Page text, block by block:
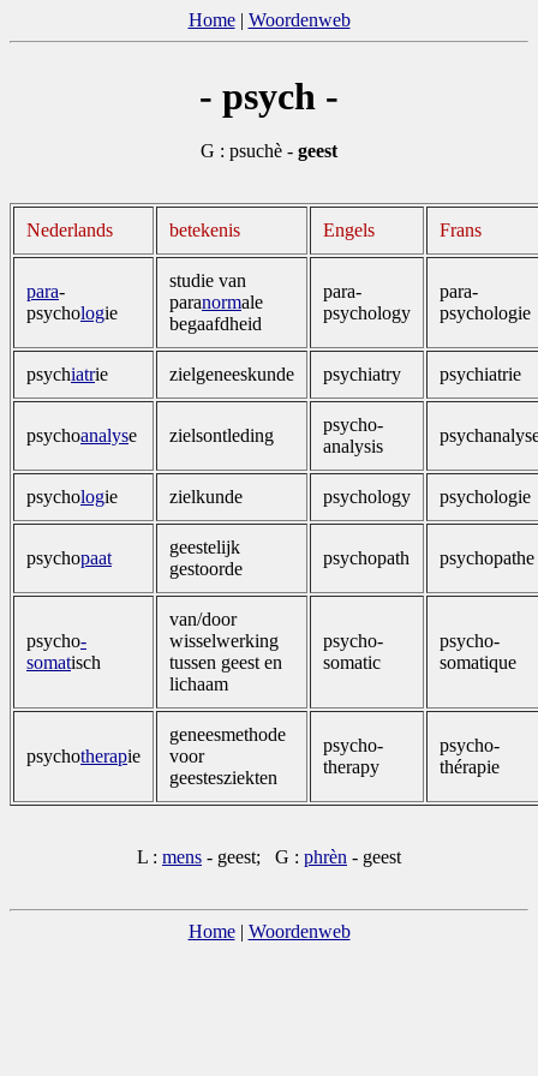
Home| Woordenweb
- psych -
G : psuchè - geest
Nederlands betekenis Engels Frans
para­
psychologie
studie van
paranormale
begaafdheid
para-
psychology
para-
psychologie
psychiatrie zielgeneeskunde psychiatry psychiatrie
psychoanalyse zielsontleding
psycho-
analysis
psychologie zielkunde psychology psychologie
psychopaat
geestelijk
gestoorde
psychopath psychopathe
psycho­
somatisch
van/door
wisselwerking
tussen geest en
lichaam
psycho-
somatic
psycho-
somatique
psychotherapie
geneesmethode
voor
geestesziekten
psycho-
therapy
psycho-
thérapie
L : mens - geest; G : phrèn - geest
Home| Woordenweb